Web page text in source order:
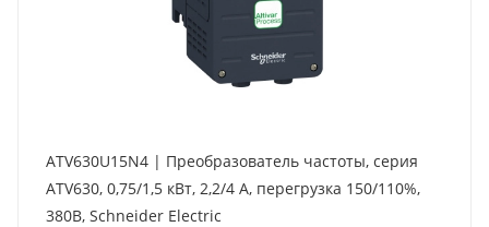
ATV630U15N4 | Преобразователь частоты, серия
ATV630, 0,75/1,5 кВт, 2,2/4 А, перегрузка 150/110%,
380B, Schneider Electric